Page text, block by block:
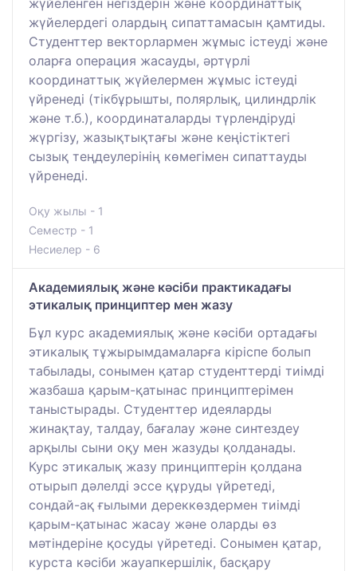
жүйелердегі олардың сипаттамасын қамтиды.
Студенттер векторлармен жұмыс істеуді және
оларға операция жасауды, әртүрлі
координаттық жүйелермен жұмыс істеуді
үйренеді (тікбұрышты, полярлық, цилиндрлік
және т.б.), координаталарды түрлендіруді
жүргізу, жазықтықтағы және кеңістіктегі
сызық теңдеулерінің көмегімен сипаттауды
үйренеді.
Оқу жылы - 1
Семестр - 1
Несиелер - 6
Академиялық және кәсіби практикадағы
этикалық принциптер мен жазу
Бұл курс академиялық және кәсіби ортадағы
этикалық тұжырымдамаларға кіріспе болып
табылады, сонымен қатар студенттерді тиімді
жазбаша қарым-қатынас принциптерімен
таныстырады. Студенттер идеяларды
жинақтау, талдау, бағалау және синтездеу
арқылы сыни оқу мен жазуды қолданады.
Курс этикалық жазу принциптерін қолдана
отырып дәлелді эссе құруды үйретеді,
сондай-ақ ғылыми дереккөздермен тиімді
қарым-қатынас жасау және оларды өз
мәтіндеріне қосуды үйретеді. Сонымен қатар,
курста кәсіби жауапкершілік, басқару